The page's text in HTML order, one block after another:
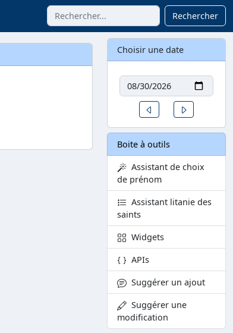
Rechercher
Choisir une date
Date
Un jour avant
Boite à outils
Assistant de choix
de prénom
Assistant litanie des
saints
Widgets
APIs
Suggérer un ajout
Suggérer une
modification